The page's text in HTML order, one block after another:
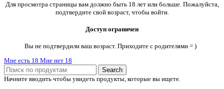
Для просмотра страницы вам должно быть 18 лет или больше. Пожалуйста,
подтвердите свой возраст, чтобы войти.
Доступ ограничен
Вы не подтвердили ваш возраст. Приходите с родителями = )
Мне есть 18 Мне нет 18
Search
Начните вводить чтобы увидеть продукты, которые вы ищете.